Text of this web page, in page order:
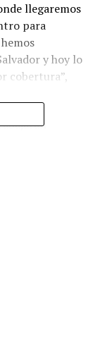
llegaremos
para
y hoy lo
cobertura”,